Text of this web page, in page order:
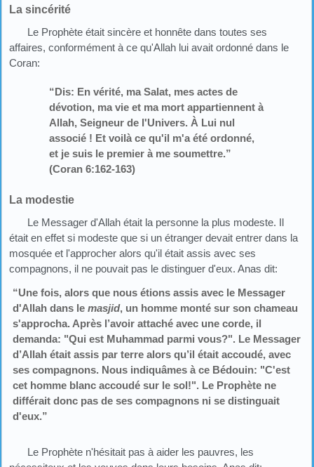
La sincérité
Le Prophète était sincère et honnête dans toutes ses
affaires, conformément à ce qu'Allah lui avait ordonné dans le
Coran:
“Dis: En vérité, ma Salat, mes actes de
dévotion, ma vie et ma mort appartiennent à
Allah, Seigneur de l'Univers. À Lui nul
associé ! Et voilà ce qu'il m'a été ordonné,
et je suis le premier à me soumettre.”
(Coran 6:162-163)
La modestie
Le Messager d'Allah était la personne la plus modeste. Il
était en effet si modeste que si un étranger devait entrer dans la
mosquée et l'approcher alors qu'il était assis avec ses
compagnons, il ne pouvait pas le distinguer d'eux. Anas dit:
“Une fois, alors que nous étions assis avec le Messager
d'Allah dans le masjid, un homme monté sur son chameau
s'approcha. Après l’avoir attaché avec une corde, il
demanda: "Qui est Muhammad parmi vous?". Le Messager
d’Allah était assis par terre alors qu’il était accoudé, avec
ses compagnons. Nous indiquâmes à ce Bédouin: "C'est
cet homme blanc accoudé sur le sol!". Le Prophète ne
différait donc pas de ses compagnons ni se distinguait
d'eux.”
Le Prophète n'hésitait pas à aider les pauvres, les